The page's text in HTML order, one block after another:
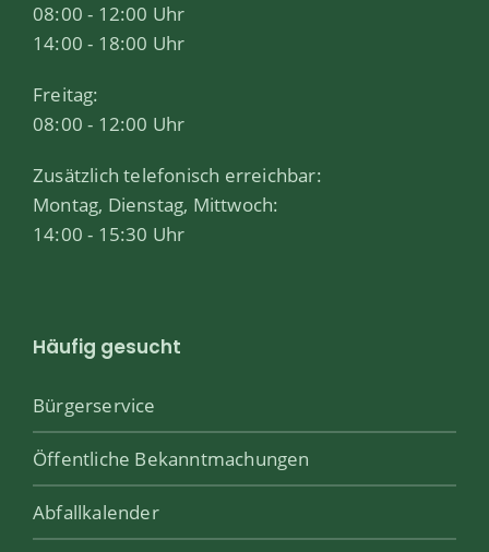
08:00 - 12:00 Uhr
14:00 - 18:00 Uhr
Freitag:
08:00 - 12:00 Uhr
Zusätzlich telefonisch erreichbar:
Montag, Dienstag, Mittwoch:
14:00 - 15:30 Uhr
Häufig gesucht
Bürgerservice
Öffentliche Bekanntmachungen
Abfallkalender